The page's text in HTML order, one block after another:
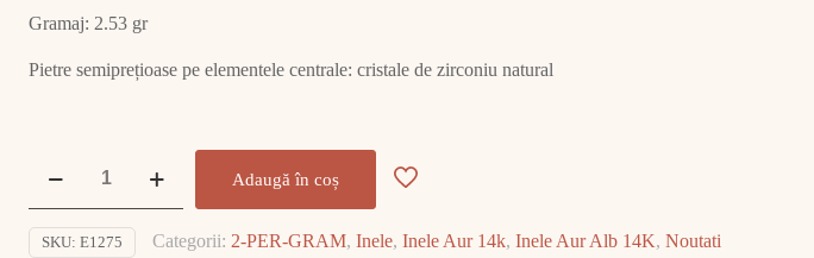
Gramaj: 2.53 gr
Pietre semiprețioase pe elementele centrale: cristale de zirconiu natural
14K
Adaugă în coș
SKU: E1275 Categorii: 2-PER-GRAM, Inele, Inele Aur 14k, Inele Aur Alb 14K, Noutati